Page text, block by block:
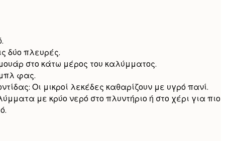
δύο πλευρές.
στο κάτω μέρος του καλύμματος.
φας.
Οι μικροί λεκέδες καθαρίζουν με υγρό πανί.
με κρύο νερό στο πλυντήριο ή στο χέρι για πιο